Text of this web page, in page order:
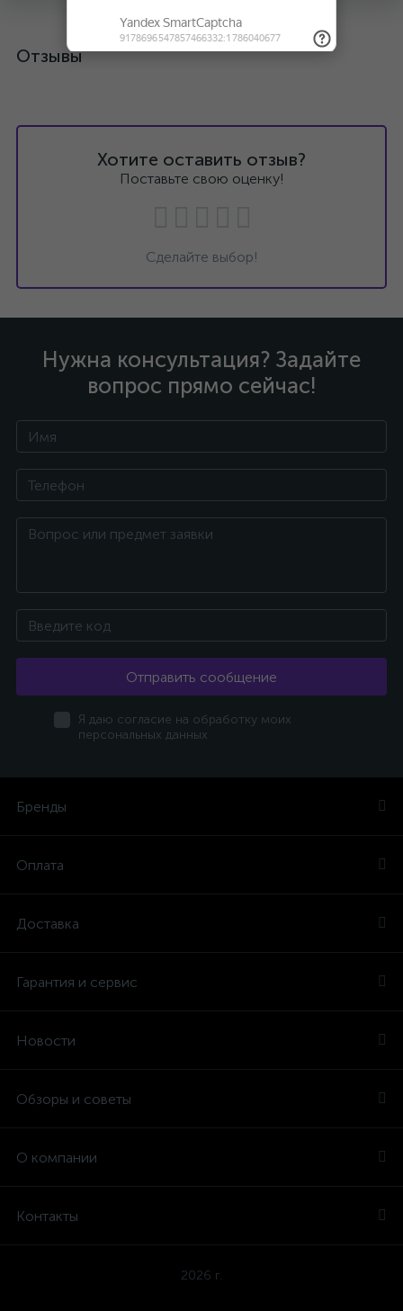
Отзывы
Хотите оставить отзыв?
Поставьте свою оценку!
Сделайте выбор!
Нужна консультация? Задайте
вопрос прямо сейчас!
Отправить сообщение
Я даю согласие на обработку моих
персональных данных
Бренды
Оплата
Доставка
Гарантия и сервис
Новости
Обзоры и советы
О компании
Контакты
2026 г.